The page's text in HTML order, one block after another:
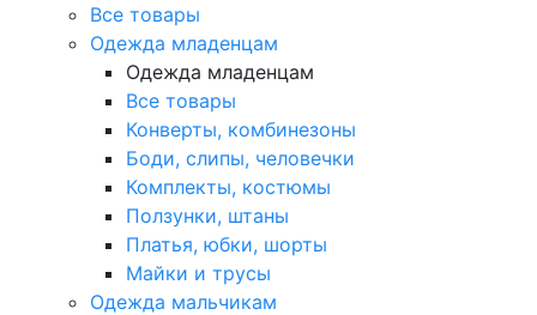
Все товары
Одежда младенцам
Одежда младенцам
Все товары
Конверты, комбинезоны
Боди, слипы, человечки
Комплекты, костюмы
Ползунки, штаны
Платья, юбки, шорты
Майки и трусы
Одежда мальчикам